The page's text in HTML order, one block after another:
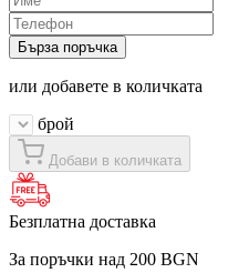
Бърза поръчка
или добавете в количката
брой
Добави в количката
Безплатна доставка
За поръчки над 200 BGN